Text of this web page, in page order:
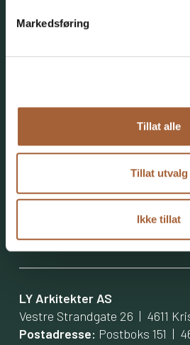
Markedsføring
Tillat alle
Tillat utvalg
Ikke tillat
Forrigeprosjekt
LY Arkitekter AS
Vestre Strandgate 26 | 4611
Postadresse: Postboks 151 |